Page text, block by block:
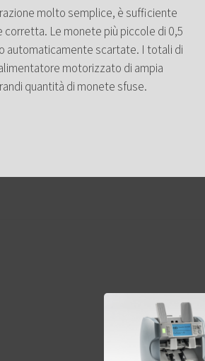
molto semplice, è sufficiente
Le monete più piccole di 0,5
automaticamente scartate. I totali di
motorizzato di ampia
quantità di monete sfuse.